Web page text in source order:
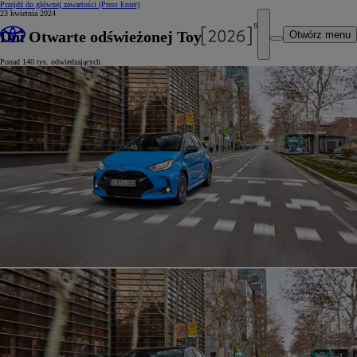
Przejdź do głównej zawartości (Press Enter)
Otwórz menu
23 kwietnia 2024
Dni Otwarte odświeżonej Toyoty Yaris
Ponad 140 tys. odwiedzających